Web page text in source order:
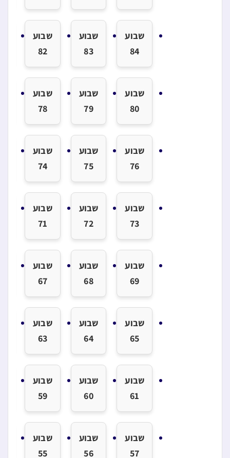
שבוע
84
שבוע
83
שבוע
82
שבוע
80
שבוע
79
שבוע
78
שבוע
76
שבוע
75
שבוע
74
שבוע
73
שבוע
72
שבוע
71
שבוע
69
שבוע
68
שבוע
67
שבוע
65
שבוע
64
שבוע
63
שבוע
61
שבוע
60
שבוע
59
שבוע
57
שבוע
56
שבוע
55